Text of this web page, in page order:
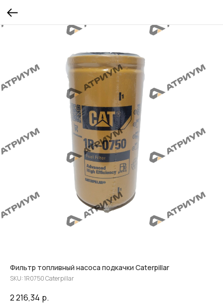
Фильтр топливный насоса подкачки Caterpillar
SKU:1R0750 Caterpillar
2 216,34 р.